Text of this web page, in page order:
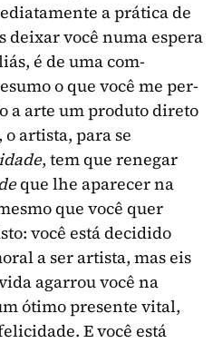
a prática de
deixar você numa espera
é de uma com­
o que você me per­
a arte um produto direto
artista, para se
, tem que renegar
que lhe aparecer na
que você quer
você está decidido
a ser artista, mas eis
agarrou você na
ótimo presente vital,
E você está